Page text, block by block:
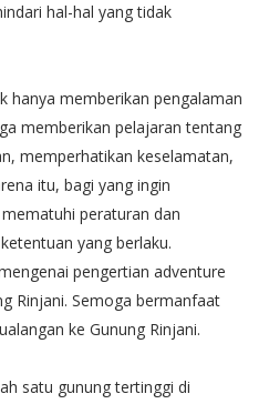
hal-hal yang tidak
hanya memberikan pengalaman
memberikan pelajaran tentang
memperhatikan keselamatan,
itu, bagi yang ingin
peraturan dan
yang berlaku.
pengertian adventure
Rinjani. Semoga bermanfaat
ke Gunung Rinjani.
satu gunung tertinggi di